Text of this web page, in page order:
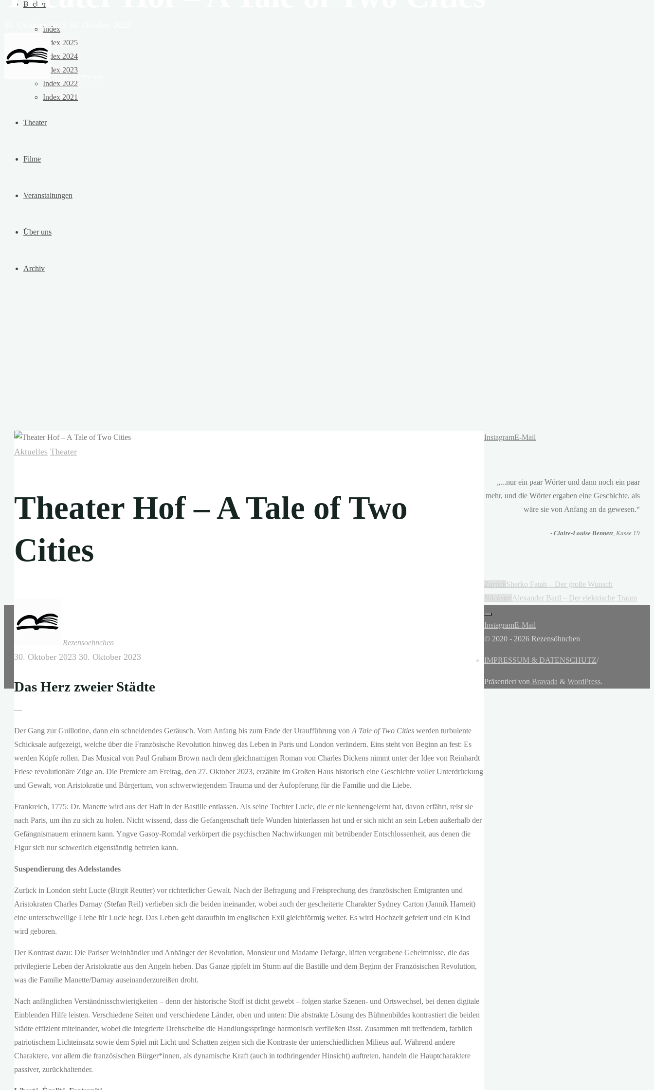
Bücher
Index
Index 2025
Index 2024
Index 2023
Index 2022
Index 2021
Theater
Filme
Veranstaltungen
Über uns
Archiv
30. Oktober 2023
Aktuelles Theater
Theater Hof – A Tale of Two
Cities
Rezensoehnchen
30. Oktober 2023 30. Oktober 2023
Das Herz zweier Städte
—
Der Gang zur Guillotine, dann ein schneidendes Geräusch. Vom Anfang bis zum Ende der Uraufführung von A Tale of Two Cities werden turbulente
Schicksale aufgezeigt, welche über die Französische Revolution hinweg das Leben in Paris und London verändern. Eins steht von Beginn an fest: Es
werden Köpfe rollen. Das Musical von Paul Graham Brown nach dem gleichnamigen Roman von Charles Dickens nimmt unter der Idee von Reinhardt
Friese revolutionäre Züge an. Die Premiere am Freitag, den 27. Oktober 2023, erzählte im Großen Haus historisch eine Geschichte voller Unterdrückung
und Gewalt, von Aristokratie und Bürgertum, von schwerwiegendem Trauma und der Aufopferung für die Familie und die Liebe.
Frankreich, 1775: Dr. Manette wird aus der Haft in der Bastille entlassen. Als seine Tochter Lucie, die er nie kennengelernt hat, davon erfährt, reist sie
nach Paris, um ihn zu sich zu holen. Nicht wissend, dass die Gefangenschaft tiefe Wunden hinterlassen hat und er sich nicht an sein Leben außerhalb der
Gefängnismauern erinnern kann. Yngve Gasoy-Romdal verkörpert die psychischen Nachwirkungen mit betrübender Entschlossenheit, aus denen die
Figur sich nur schwerlich eigenständig befreien kann.
Suspendierung des Adelsstandes
Zurück in London steht Lucie (Birgit Reutter) vor richterlicher Gewalt. Nach der Befragung und Freisprechung des französischen Emigranten und
Aristokraten Charles Darnay (Stefan Reil) verlieben sich die beiden ineinander, wobei auch der gescheiterte Charakter Sydney Carton (Jannik Harneit)
eine unterschwellige Liebe für Lucie hegt. Das Leben geht daraufhin im englischen Exil gleichförmig weiter. Es wird Hochzeit gefeiert und ein Kind
wird geboren.
Der Kontrast dazu: Die Pariser Weinhändler und Anhänger der Revolution, Monsieur und Madame Defarge, lüften vergrabene Geheimnisse, die das
privilegierte Leben der Aristokratie aus den Angeln heben. Das Ganze gipfelt im Sturm auf die Bastille und dem Beginn der Französischen Revolution,
was die Familie Manette/Darnay auseinanderzureißen droht.
Nach anfänglichen Verständnisschwierigkeiten – denn der historische Stoff ist dicht gewebt – folgen starke Szenen- und Ortswechsel, bei denen digitale
Einblenden Hilfe leisten. Verschiedene Seiten und verschiedene Länder, oben und unten: Die abstrakte Lösung des Bühnenbildes kontrastiert die beiden
Städte effizient miteinander, wobei die integrierte Drehscheibe die Handlungssprünge harmonisch verfließen lässt. Zusammen mit treffendem, farblich
patriotischem Lichteinsatz sowie dem Spiel mit Licht und Schatten zeigen sich die Kontraste der unterschiedlichen Milieus auf. Während andere
Charaktere, vor allem die französischen Bürger*innen, als dynamische Kraft (auch in todbringender Hinsicht) auftreten, handeln die Hauptcharaktere
passiver, zurückhaltender.
InstagramE-Mail
„...nur ein paar Wörter und dann noch ein paar
mehr, und die Wörter ergaben eine Geschichte, als
wäre sie von Anfang an da gewesen.“
- Claire-Louise Bennett, Kasse 19
ZurückSherko Fatah – Der große Wunsch
NächsterAlexander Bartl – Der elektrische Traum
InstagramE-Mail
© 2020 - 2026 Rezensöhnchen
IMPRESSUM & DATENSCHUTZ/
Präsentiert von Bravada & WordPress.